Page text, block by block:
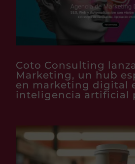
Coto Consulting
Marketing, un hub
en marketing digital
inteligencia artificial